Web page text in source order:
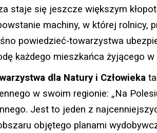
staje się jeszcze większym
machiny, w której rolnicy,
powiedzieć-towarzystwa
każdego mieszkańca żyjącego w
dla Natury i Człowieka
w swoim regionie: „Na
Jest to jeden z
objętego planami